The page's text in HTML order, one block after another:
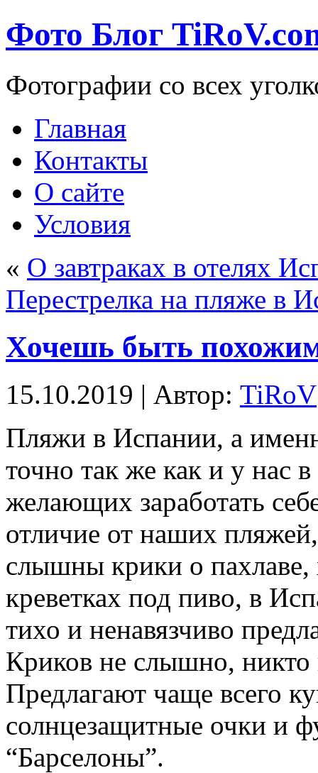
Фото Блог
Фотографии со всех
Главная
Контакты
О сайте
Условия
« О завтраках в отелях
Перестрелка на пляже в
Хочешь быть
15.10.2019 | Автор: TiRoV
Пляжи в Испании, а
точно так же как и у нас
желающих заработать
отличие от наших
слышны крики о
креветках под пиво, в
тихо и ненавязчиво
Криков не слышно,
Предлагают чаще всего
солнцезащитные очки и
“Барселоны”.